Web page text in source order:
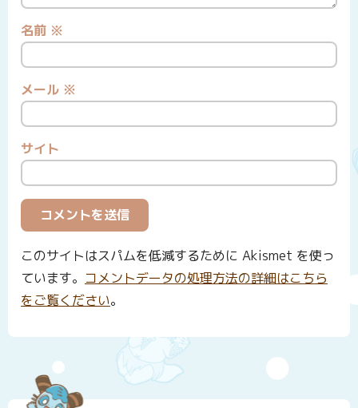
名前 ※
メール ※
サイト
このサイトはスパムを低減するために Akismet を使っ
ています。 コメントデータの処理方法の詳細はこちら
をご覧ください。